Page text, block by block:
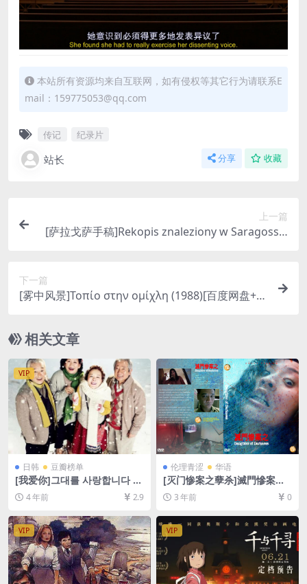
本站所有资源均来自互联网，如有侵权等其它行为请联系E
mail：159775053@qq.com
传记 纪录片
站长 分享 收藏
上一篇
[萨拉戈萨手稿]Rekopis znaleziony w Saragossie
下一篇
[雾中风景]Τοπίο στην ομίχλη (1988)[百度网盘+迅
相关文章
VIP
日韩 豆瓣榜单
[我爱你]그대를 사랑합니다 (2
011)[百度网盘+迅雷云盘资源
1080P超清未删减][MP4/6G
B][韩语中字]
4 年前 2.9
伦理青涩 华语
[灭门惨案之孽杀]滅門慘案之
孽殺 (1993)[百度网盘+迅雷云
盘资源720高清][MP4/3GB]
[原声中字]【手机无法在线播
放，请下载防和谐压缩包（含
解压密码）】
3 年前 0
VIP VIP